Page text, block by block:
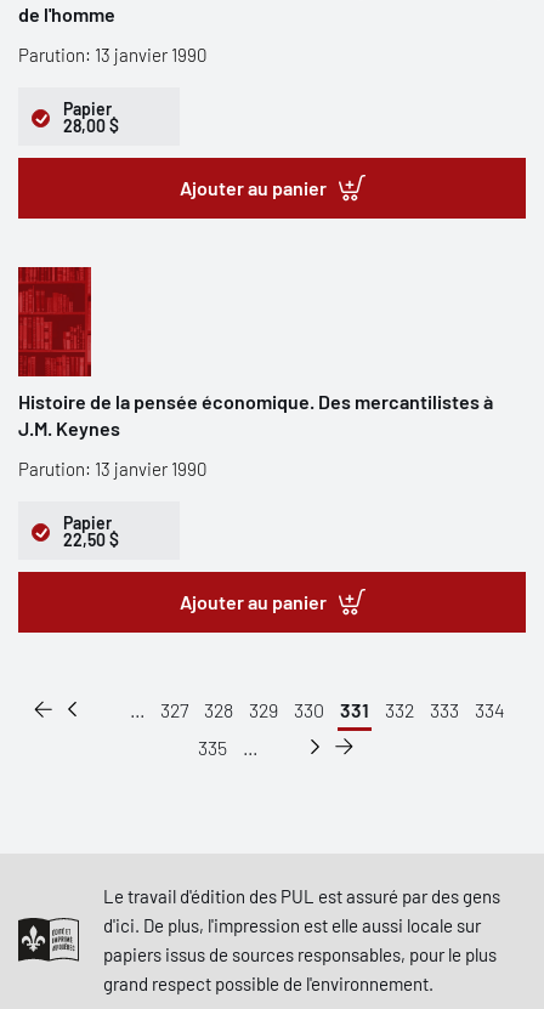
de l'homme
Parution: 13 janvier 1990
Papier
28,00 $
Ajouter au panier
Histoire de la pensée économique. Des mercantilistes à
J.M. Keynes
Parution: 13 janvier 1990
Papier
22,50 $
Ajouter au panier
... 327 328 329 330 331 332 333
334
335
...
Le travail d'édition des PUL est assuré par des gens
d'ici. De plus, l'impression est elle aussi locale sur
papiers issus de sources responsables, pour le plus
grand respect possible de l'environnement.